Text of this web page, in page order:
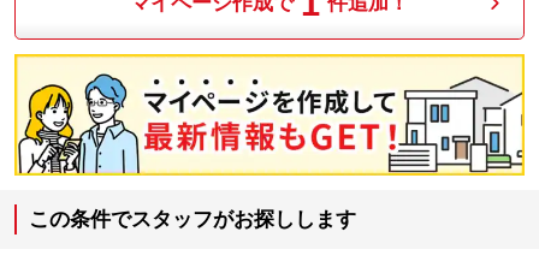
この条件でスタッフがお探しします